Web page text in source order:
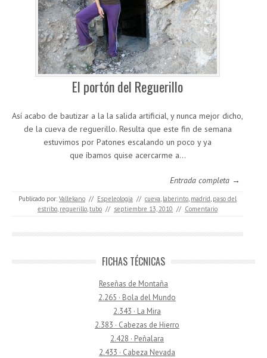
El portón del Reguerillo
Así acabo de bautizar a la la salida artificial, y nunca mejor dicho,
de la cueva de reguerillo. Resulta que este fin de semana
estuvimos por Patones escalando un poco y ya
que íbamos quise acercarme a…
Entrada completa →
Publicado por: Vallekano // Espeleología // cueva, laberinto, madrid, paso del
estribo, reguerillo,tubo // septiembre 13, 2010 // Comentario
FICHAS TÉCNICAS
Reseñas de Montaña
2.265 · Bola del Mundo
2.343 · La Mira
2.383 · Cabezas de Hierro
2.428 · Peñalara
2.433 · Cabeza Nevada